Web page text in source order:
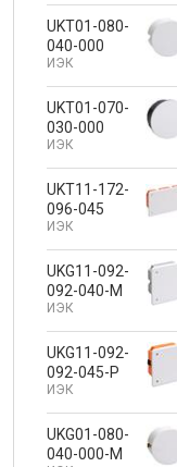
UKT01-080-
040-000
ИЭК
UKT01-070-
030-000
ИЭК
UKT11-172-
096-045
ИЭК
UKG11-092-
092-040-M
ИЭК
UKG11-092-
092-045-P
ИЭК
UKG01-080-
040-000-M